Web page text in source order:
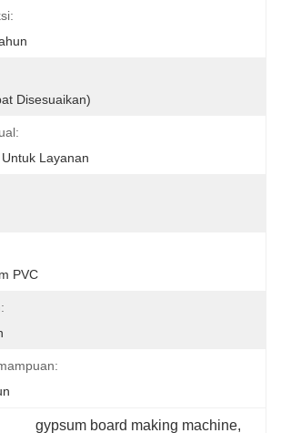
Disesuaikan)
Layanan
PVC
gypsum board making machine,